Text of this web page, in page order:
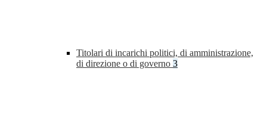
Titolari di incarichi politici, di amministrazione,
di direzione o di governo 3